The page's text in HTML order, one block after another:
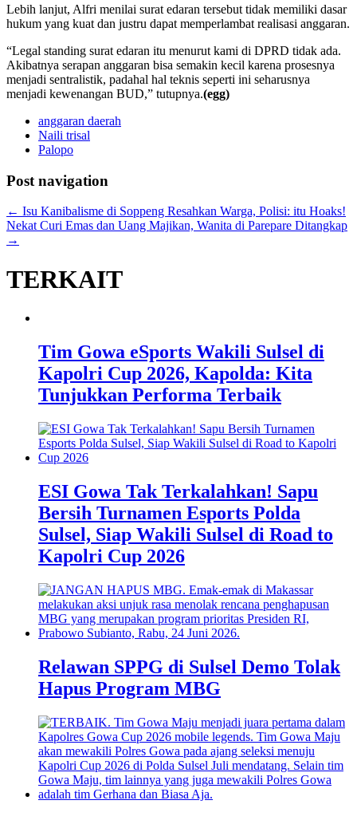
Lebih lanjut, Alfri menilai surat edaran tersebut tidak memiliki dasar
hukum yang kuat dan justru dapat memperlambat realisasi anggaran.
“Legal standing surat edaran itu menurut kami di DPRD tidak ada.
Akibatnya serapan anggaran bisa semakin kecil karena prosesnya
menjadi sentralistik, padahal hal teknis seperti ini seharusnya
menjadi kewenangan BUD,” tutupnya.(egg)
anggaran daerah
Naili trisal
Palopo
Post navigation
← Isu Kanibalisme di Soppeng Resahkan Warga, Polisi: itu Hoaks!
Nekat Curi Emas dan Uang Majikan, Wanita di Parepare Ditangkap
→
TERKAIT
Tim Gowa eSports Wakili Sulsel di
Kapolri Cup 2026, Kapolda: Kita
Tunjukkan Performa Terbaik
ESI Gowa Tak Terkalahkan! Sapu
Bersih Turnamen Esports Polda
Sulsel, Siap Wakili Sulsel di Road to
Kapolri Cup 2026
Relawan SPPG di Sulsel Demo Tolak
Hapus Program MBG